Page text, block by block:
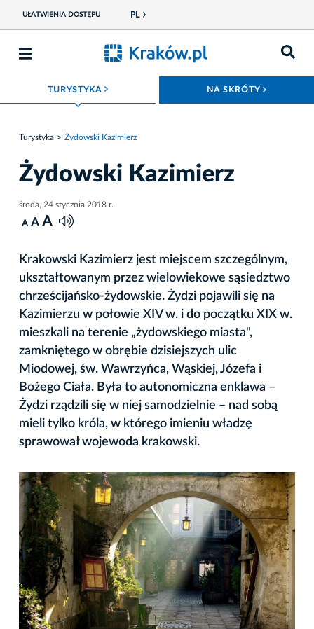
UŁATWIENIA DOSTĘPU PL
TURYSTYKA ROZWIŃ MENU NA SKRÓTY
Turystyka Żydowski Kazimierz
Żydowski Kazimierz
środa, 24 stycznia 2018 r.
A A A
Krakowski Kazimierz jest miejscem szczególnym,
ukształtowanym przez wielowiekowe sąsiedztwo
chrześcijańsko-żydowskie. Żydzi pojawili się na
Kazimierzu w połowie XIV w. i do początku XIX w.
mieszkali na terenie „żydowskiego miasta",
zamkniętego w obrębie dzisiejszych ulic
Miodowej, św. Wawrzyńca, Wąskiej, Józefa i
Bożego Ciała. Była to autonomiczna enklawa –
Żydzi rządzili się w niej samodzielnie – nad sobą
mieli tylko króla, w którego imieniu władzę
sprawował wojewoda krakowski.